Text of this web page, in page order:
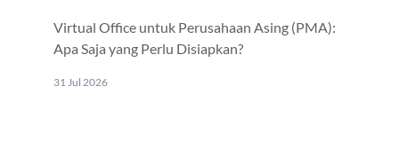
Virtual Office untuk Perusahaan Asing (PMA):
Apa Saja yang Perlu Disiapkan?
31 Jul 2026